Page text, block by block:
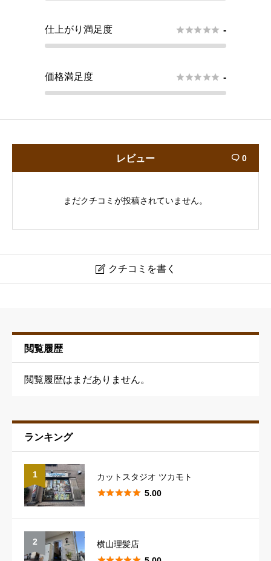
仕上がり満足度  -
価格満足度  -
レビュー  0
まだクチコミが投稿されていません。
 クチコミを書く
予約の取りやすさ
星の数をお選びください  
星の数をお選びください  
閲覧履歴
閲覧履歴はまだありません。
ランキング
1
カットスタジオ ツカモト
 5.00
2
横山理髪店